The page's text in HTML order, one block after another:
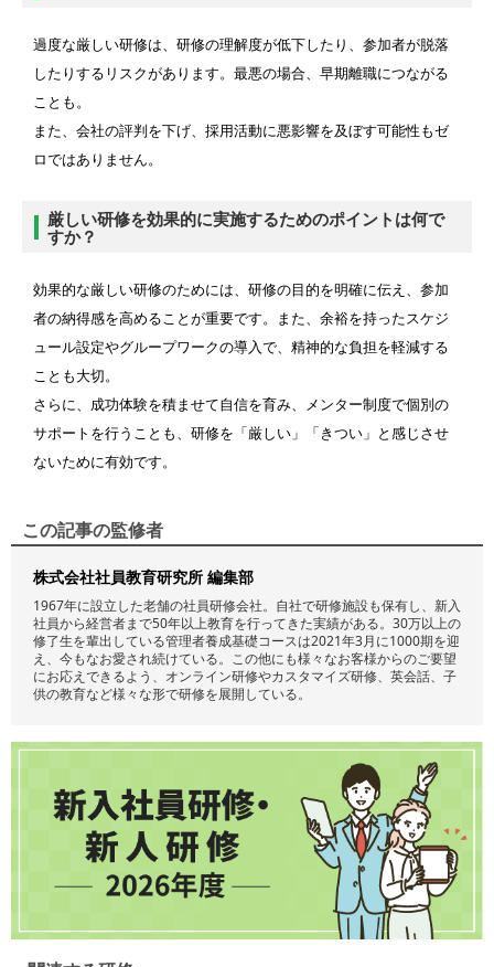
過度な厳しい研修は、研修の理解度が低下したり、参加者が脱落
したりするリスクがあります。最悪の場合、早期離職につながる
ことも。
また、会社の評判を下げ、採用活動に悪影響を及ぼす可能性もゼ
ロではありません。
厳しい研修を効果的に実施するためのポイントは何で
すか？
効果的な厳しい研修のためには、研修の目的を明確に伝え、参加
者の納得感を高めることが重要です。また、余裕を持ったスケジ
ュール設定やグループワークの導入で、精神的な負担を軽減する
ことも大切。
さらに、成功体験を積ませて自信を育み、メンター制度で個別の
サポートを行うことも、研修を「厳しい」「きつい」と感じさせ
ないために有効です。
この記事の監修者
株式会社社員教育研究所 編集部
1967年に設立した老舗の社員研修会社。自社で研修施設も保有し、新入
社員から経営者まで50年以上教育を行ってきた実績がある。30万以上の
修了生を輩出している管理者養成基礎コースは2021年3月に1000期を迎
え、今もなお愛され続けている。この他にも様々なお客様からのご要望
にお応えできるよう、オンライン研修やカスタマイズ研修、英会話、子
供の教育など様々な形で研修を展開している。